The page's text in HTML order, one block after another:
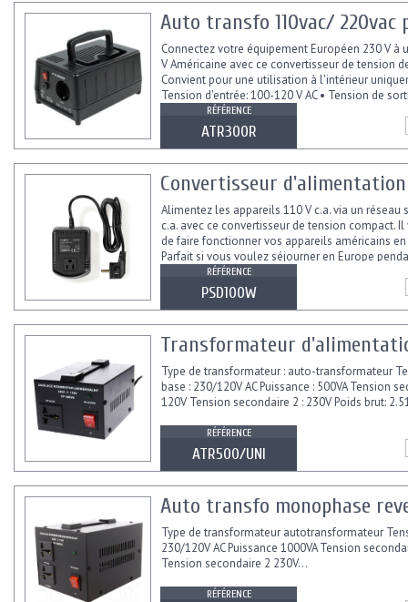
Auto transfo 110vac/ 220vac
Connectez votre équipement Européen 230 V à
V Américaine avec ce convertisseur de tension
Convient pour une utilisation à l'intérieur
Tension d'entrée: 100-120 V AC • Tension de
RÉFÉRENCE
ATR300R
Convertisseur
Alimentez les appareils 110 V c.a. via un réseau
c.a. avec ce convertisseur de tension compact.
de faire fonctionner vos appareils américains en
Parfait si vous voulez séjourner en Europe
RÉFÉRENCE
PSD100W
Transformateur
Type de transformateur : auto-transformateur
base : 230/120V AC Puissance : 500VA Tension
120V Tension secondaire 2 : 230V Poids brut:
RÉFÉRENCE
ATR500/UNI
Auto transfo monophase
Type de transformateur autotransformateur
230/120V AC Puissance 1000VA Tension
Tension secondaire 2 230V...
RÉFÉRENCE